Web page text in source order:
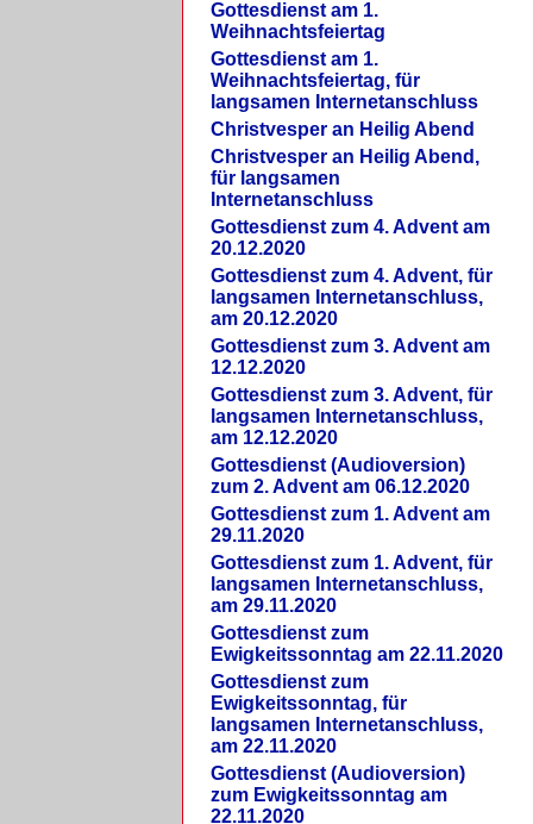
Gottesdienst am 1.
Weihnachtsfeiertag
Gottesdienst am 1.
Weihnachtsfeiertag, für
langsamen Internetanschluss
Christvesper an Heilig Abend
Christvesper an Heilig Abend,
für langsamen
Internetanschluss
Gottesdienst zum 4. Advent am
20.12.2020
Gottesdienst zum 4. Advent, für
langsamen Internetanschluss,
am 20.12.2020
Gottesdienst zum 3. Advent am
12.12.2020
Gottesdienst zum 3. Advent, für
langsamen Internetanschluss,
am 12.12.2020
Gottesdienst (Audioversion)
zum 2. Advent am 06.12.2020
Gottesdienst zum 1. Advent am
29.11.2020
Gottesdienst zum 1. Advent, für
langsamen Internetanschluss,
am 29.11.2020
Gottesdienst zum
Ewigkeitssonntag am 22.11.2020
Gottesdienst zum
Ewigkeitssonntag, für
langsamen Internetanschluss,
am 22.11.2020
Gottesdienst (Audioversion)
zum Ewigkeitssonntag am
22.11.2020